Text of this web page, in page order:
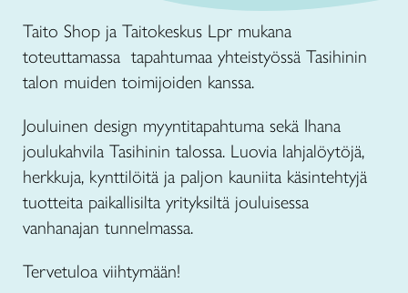
Taito Shop ja Taitokeskus Lpr mukana
toteuttamassa tapahtumaa yhteistyössä Tasihinin
talon muiden toimijoiden kanssa.
Jouluinen design myyntitapahtuma sekä Ihana
joulukahvila Tasihinin talossa. Luovia lahjalöytöjä,
herkkuja, kynttilöitä ja paljon kauniita käsintehtyjä
tuotteita paikallisilta yrityksiltä jouluisessa
vanhanajan tunnelmassa.
Tervetuloa viihtymään!